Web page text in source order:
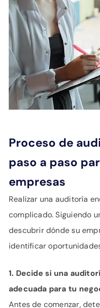
Proceso de
paso a paso
empresas
Realizar una auditoría
complicado. Siguiendo
descubrir dónde su
identificar
1. Decide si una
adecuada para tu
Antes de comenzar,